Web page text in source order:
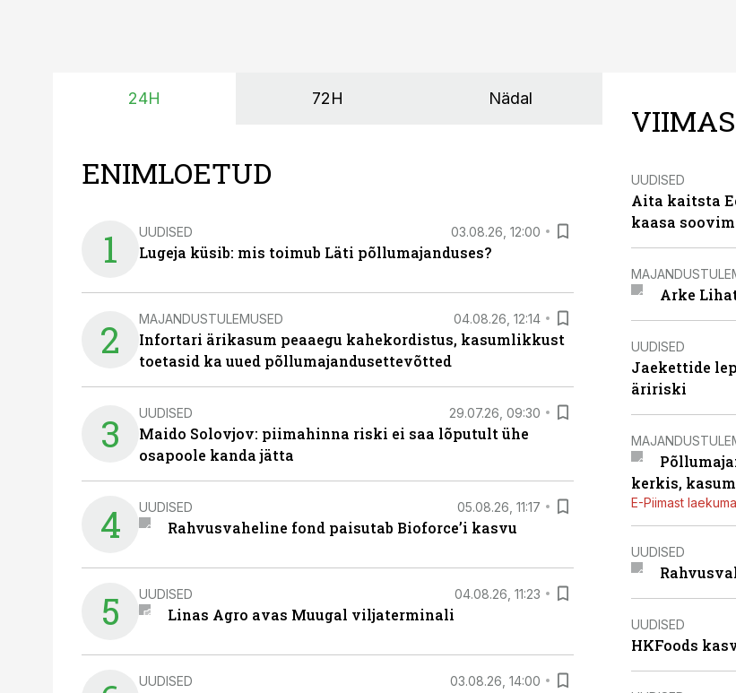
24H 72H Nädal
ENIMLOETUD
1 UUDISED 03.08.26, 12:00
Lugeja küsib: mis toimub Läti põllumajanduses?
2 MAJANDUSTULEMUSED 04.08.26, 12:14
Infortari ärikasum peaaegu kahekordistus, kasumlikkust
toetasid ka uued põllumajandusettevõtted
3 UUDISED 29.07.26, 09:30
Maido Solovjov: piimahinna riski ei saa lõputult ühe
osapoole kanda jätta
4 UUDISED 05.08.26, 11:17
Rahvusvaheline fond paisutab Bioforce’i kasvu
5 UUDISED 04.08.26, 11:23
Linas Agro avas Muugal viljaterminali
UUDISED 03.08.26, 14:00
UUDISED
Aita kaitsta
kaasa
Arke
UUDISED
Jaekettide
äririski
kerkis,
E-Piimast
UUDISED
UUDISED
HKFoods